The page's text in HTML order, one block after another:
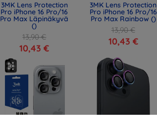
3MK Lens Protection
Pro iPhone 16 Pro/16
Pro Max Läpinäkyvä
()
13,90 €
10,43 €
3MK Lens Protection
Pro iPhone 16 Pro/16
Pro Max Rainbow ()
13,90 €
10,43 €